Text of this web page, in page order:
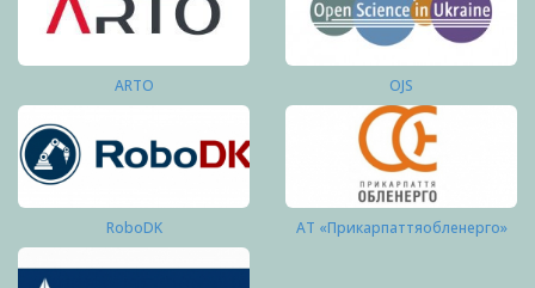
ARTO OJS
RoboDK АТ «Прикарпаттяобленерго»